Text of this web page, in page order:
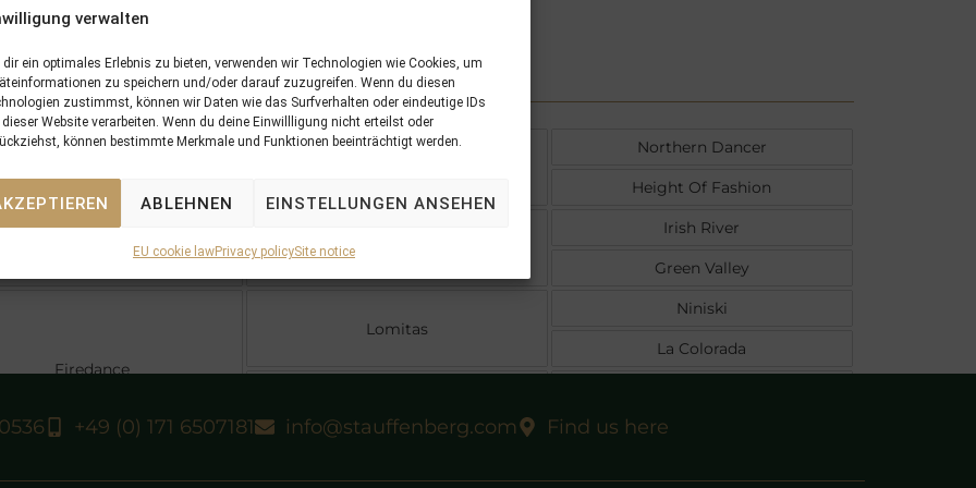
verwalten
dir ein optimales Erlebnis zu bieten, verwenden wir Technologien wie Cookies, um
zu speichern und/oder darauf zuzugreifen. Wenn du diesen
zustimmst, können wir Daten wie das Surfverhalten oder eindeutige IDs
Website verarbeiten. Wenn du deine Einwillligung nicht erteilst oder
können bestimmte Merkmale und Funktionen beeinträchtigt werden.
ABLEHNEN EINSTELLUNGEN ANSEHEN
EU cookie lawPrivacy policySite notice
Firedance
5 x Pedigree Profile Performances
Alhaarth
Firedance
Lomitas
Northern Dancer
Height Of Fashion
Irish River
Green Valley
Niniski
La Colorada
Fruhlingstag
+49 (0) 171 6507181 info@stauffenberg.com Find us here